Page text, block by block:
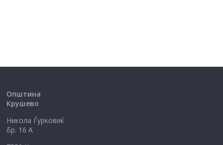
Општина
Крушево
Никола Ѓурковиќ
бр. 16 А